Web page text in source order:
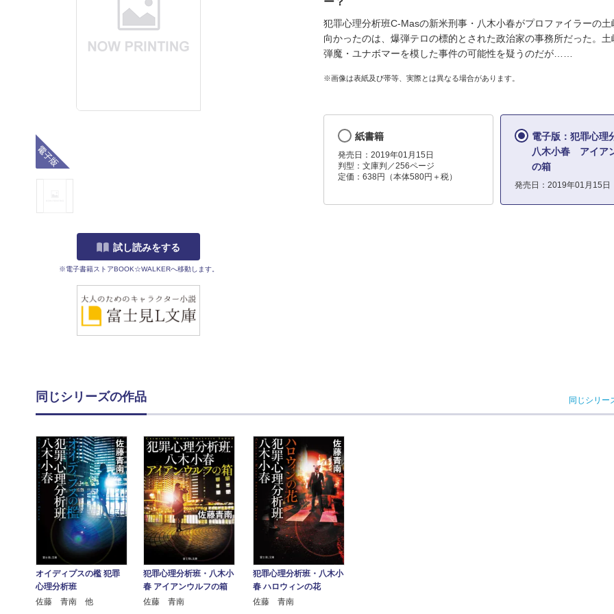
試し読みをする
※電子書籍ストアBOOK☆WALKERへ移動します。
犯罪心理分析班C-Masの新米刑事・八木小春がプロファイラーの
向かったのは、爆弾テロの標的とされた政治家の事務所だった。
弾魔・ユナボマーを模した事件の可能性を疑うのだが……
※画像は表紙及び帯等、実際とは異なる場合があります。
紙書籍
発売日：2019年01月15日
判型：文庫判／256ページ
定価：638円（本体580円＋税）
電子版：犯罪心理
八木小春 アイア
の箱
発売日：2019年01月15日
同じシリーズの作品 同じシリー
オイディプスの檻 犯罪
心理分析班
佐藤 青南 他
犯罪心理分析班・八木小
春 アイアンウルフの箱
佐藤 青南
犯罪心理分析班・八木小
春 ハロウィンの花
佐藤 青南